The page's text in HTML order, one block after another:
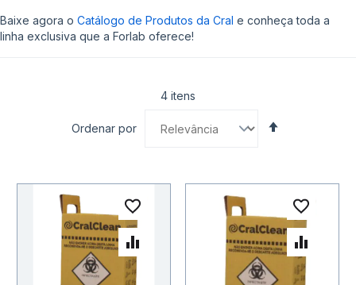
Baixe agora o Catálogo de Produtos da Cral e conheça toda a
linha exclusiva que a Forlab oferece!
4 itens
Ordenar por
Adicionar à lista de
Adicionar para Comparar